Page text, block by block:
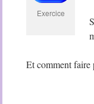
Exercice
Et comment faire